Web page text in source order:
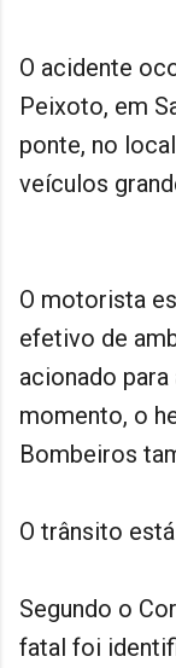
O acidente
Peixoto, em
ponte, no
veículos
O motorista
efetivo de
acionado para
momento, o
Bombeiros
O trânsito
Segundo o
fatal foi